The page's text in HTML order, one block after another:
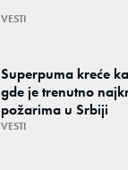
VESTI
Superpuma kreće
gde je trenutno
požarima u Srbiji
VESTI